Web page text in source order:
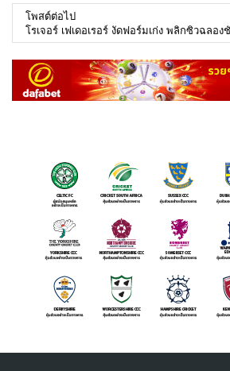
โพสต์ต่อไป
โรเจอร์ เฟเดอเรอร์ งัดฟอร์มเก่ง พลิกซิวฉลองชัย